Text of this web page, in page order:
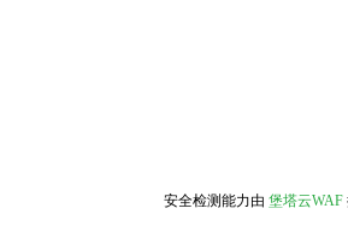
安全检测能力由 堡塔云WAF